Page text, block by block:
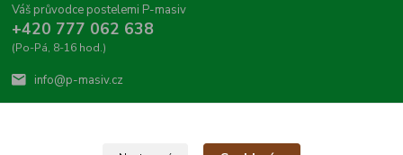
Váš průvodce postelemi P-masiv
+420 777 062 638
(Po-Pá, 8-16 hod.)
info@p-masiv.cz